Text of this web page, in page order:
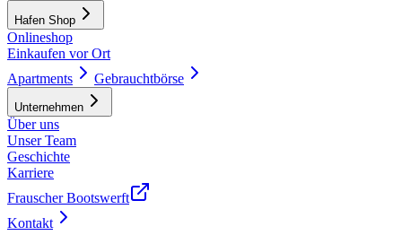
Hafen Shop
Onlineshop
Einkaufen vor Ort
Apartments
Gebrauchtbörse
Unternehmen
Über uns
Unser Team
Geschichte
Karriere
Frauscher Bootswerft
Kontakt